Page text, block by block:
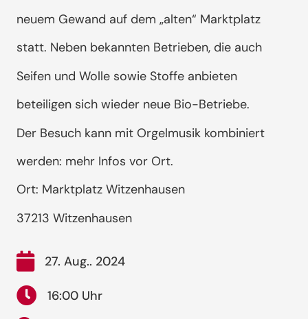
neuem Gewand auf dem „alten“ Marktplatz
statt. Neben bekannten Betrieben, die auch
Seifen und Wolle sowie Stoffe anbieten
beteiligen sich wieder neue Bio-Betriebe.
Der Besuch kann mit Orgelmusik kombiniert
werden: mehr Infos vor Ort.
Ort: Marktplatz Witzenhausen
37213 Witzenhausen
27. Aug.. 2024
16:00 Uhr